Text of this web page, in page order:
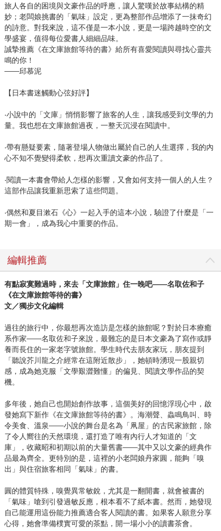
旅人各自的困境與文豪作品的呼應，讓人驚嘆於故事結構的精
妙；老闆娘挑書的「氣味」設定，更為整部作品增添了一抹奇幻
的詩意。對我來說，這不僅是一本小說，更是一場跨越時空的文
學盛宴，值得每位愛書人細細品味。
誠摯推薦《在文庫旅館等待的書》給所有喜愛閱讀與尋找心靈共
鳴的你！
——邱慕泥
【日本書迷觸動心弦好評】
‧小說中的「文庫」悄悄影響了旅客的人生，讓我感受到文學的力
量。我也想在文庫旅館過夜，一整天沉浸在閱讀中。
‧帶有懸疑要素，隨著登場人物做出屬於自己的人生選擇，我的內
心不知不覺變得柔軟，想再次重讀文豪的作品了。
‧閱讀一本書會帶給人怎樣的影響，又會如何支持一個人的人生？
這部作品讓我重新思索了這些問題。
‧偶然和夏目漱石《心》一起入手的這本小說，驗證了什麼是「一
期一會」，成為我心中重要的作品。
編輯推薦
有點寂寞難過時，來去「文庫旅館」住一晚吧——名取佐和子
《在文庫旅館等待的書》
文／獨步文化編輯
過往的旅行中，你最想再次造訪是怎樣的旅館呢？對於日本療癒
系作家——名取佐和子來說，最難忘的是日本文豪為了寫作或靜
養而長住的一家老字號旅館。學生時代去朋友家玩，朋友提到
「聽說芥川龍之介經常在這附近散步」，她頓時湧現一股親切
感，成為她克服「文學艱澀難懂」的偏見、閱讀文學作品的契
機。
多年後，她自己也開始創作故事，這個美好的回憶浮現心中，啟
發她寫下新作《在文庫旅館等待的書》。海潮聲、蟲鳴鳥叫、時
令美食、溫泉——小說的舞台是名為「凧屋」的古民家旅館，除
了令人嚮往的天然環境，還打造了唯有內行人才知道的「文
庫」，收藏昭和初期以前的大量舊書——其中又以文豪的經典作
品最為齊全。更特別的是，這裡的小老闆娘丹家圓，能夠「嗅
出」與住宿旅客相同「氣味」的書。
圓的體質特殊，嗅覺異常敏銳，尤其是一翻開書，就會被書的
「氣味」嗆到引發過敏反應，根本看不了紙本書。然而，她發現
自己能運用這份能力推薦適合客人閱讀的書。如果客人願意分享
心得，她會準備樸實可愛的茶點，開一場小小的讀書茶會。